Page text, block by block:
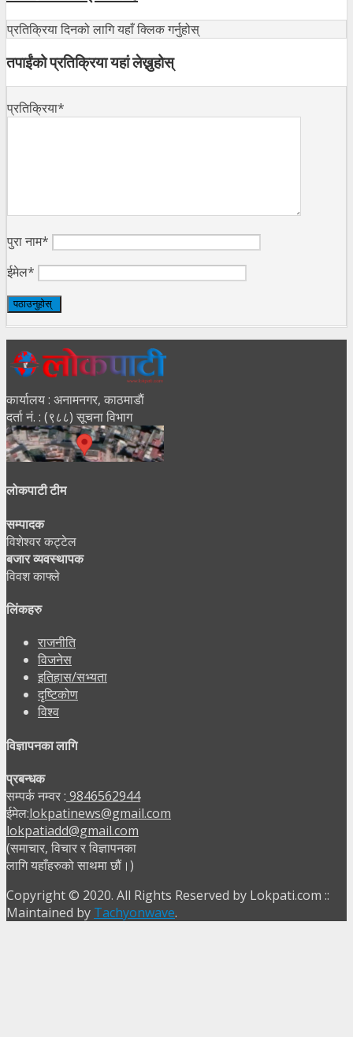
प्रतिक्रिया दिनको लागि यहाँ क्लिक गर्नुहोस्
तपाईंको प्रतिक्रिया यहां लेख्नुहोस्
प्रतिक्रिया*
पुरा नाम*
ईमेल*
कार्यालय : अनामनगर, काठमाडाैं
दर्ता नं. : (९८८) सूचना विभाग
लोकपाटी टीम
सम्पादक
विशेश्वर कट्टेल
बजार व्यवस्थापक
विवश काफ्ले
लिंकहरु
राजनीति
विजनेस
इतिहास/सभ्यता
दृष्टिकोण
विश्व
विज्ञापनका लागि
प्रबन्धक
सम्पर्क नम्वर : 9846562944
ईमेल:lokpatinews@gmail.com
lokpatiadd@gmail.com
(समाचार, विचार र विज्ञापनका
लागि यहाँहरुको साथमा छौं।)
Copyright © 2020. All Rights Reserved by Lokpati.com ::
Maintained by Tachyonwave.